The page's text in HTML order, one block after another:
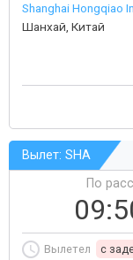
Shanghai Hongqiao
Шанхай, Китай
Вылет: SHA
По
Вылетел c